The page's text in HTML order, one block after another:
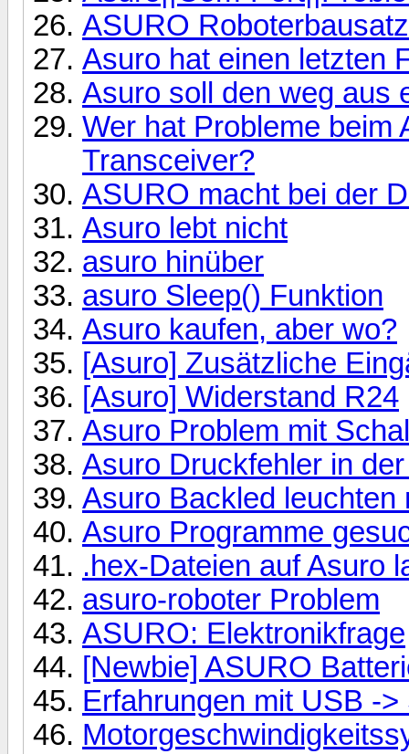
ASURO Roboterbausatz
Asuro hat einen letzten
Asuro soll den weg aus
Wer hat Probleme beim
Transceiver?
ASURO macht bei der
Asuro lebt nicht
asuro hinüber
asuro Sleep() Funktion
Asuro kaufen, aber wo?
[Asuro] Zusätzliche
[Asuro] Widerstand R24
Asuro Problem mit
Asuro Druckfehler in
Asuro Backled leuchten
Asuro Programme
.hex-Dateien auf Asuro
asuro-roboter Problem
ASURO: Elektronikfrage
[Newbie] ASURO
Erfahrungen mit USB ->